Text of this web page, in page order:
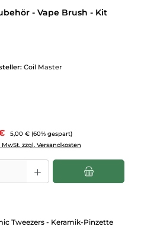
- Vape Brush - Kit
Coil Master
Regulärer Preis:
5,00 € (60% gespart)
MwSt. zzgl. Versandkosten
gewünschten Wert ein oder benutze die